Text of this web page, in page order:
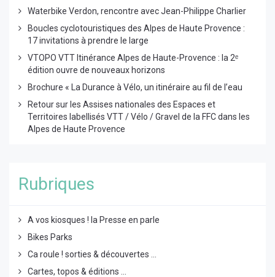
Waterbike Verdon, rencontre avec Jean-Philippe Charlier
Boucles cyclotouristiques des Alpes de Haute Provence :
17 invitations à prendre le large
VTOPO VTT Itinérance Alpes de Haute-Provence : la 2ᵉ
édition ouvre de nouveaux horizons
Brochure « La Durance à Vélo, un itinéraire au fil de l’eau
Retour sur les Assises nationales des Espaces et
Territoires labellisés VTT / Vélo / Gravel de la FFC dans les
Alpes de Haute Provence
Rubriques
A vos kiosques ! la Presse en parle
Bikes Parks
Ca roule ! sorties & découvertes ...
Cartes, topos & éditions ...